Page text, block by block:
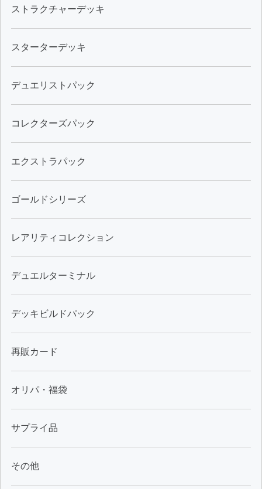
ストラクチャーデッキ
スターターデッキ
デュエリストパック
コレクターズパック
エクストラパック
ゴールドシリーズ
レアリティコレクション
デュエルターミナル
デッキビルドパック
再販カード
オリパ・福袋
サプライ品
その他